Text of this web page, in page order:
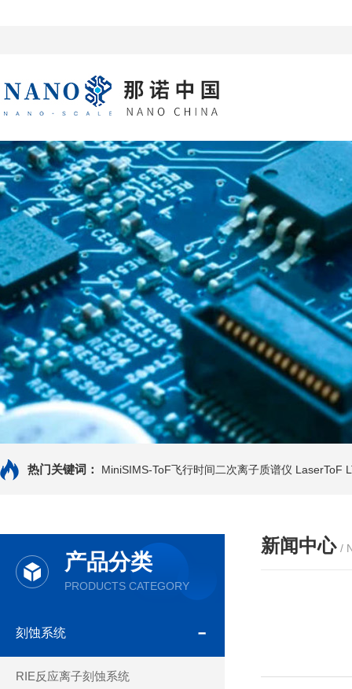
热门关键词： MiniSIMS-ToF飞行时间二次离子质谱仪 LaserToF
产品分类
PRODUCTS CATEGORY
刻蚀系统
RIE反应离子刻蚀系统
新闻中心 /